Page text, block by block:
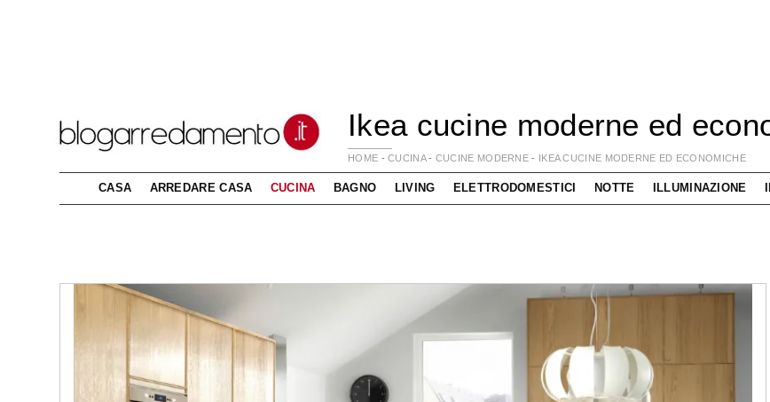
Ikea cucine moderne ed
HOME -CUCINA- CUCINE MODERNE - IKEA CUCINE MODERNE ED ECONOMICHE
CASA ARREDARE CASA CUCINA BAGNO LIVING ELETTRODOMESTICI NOTTE ILLUMINAZIONE